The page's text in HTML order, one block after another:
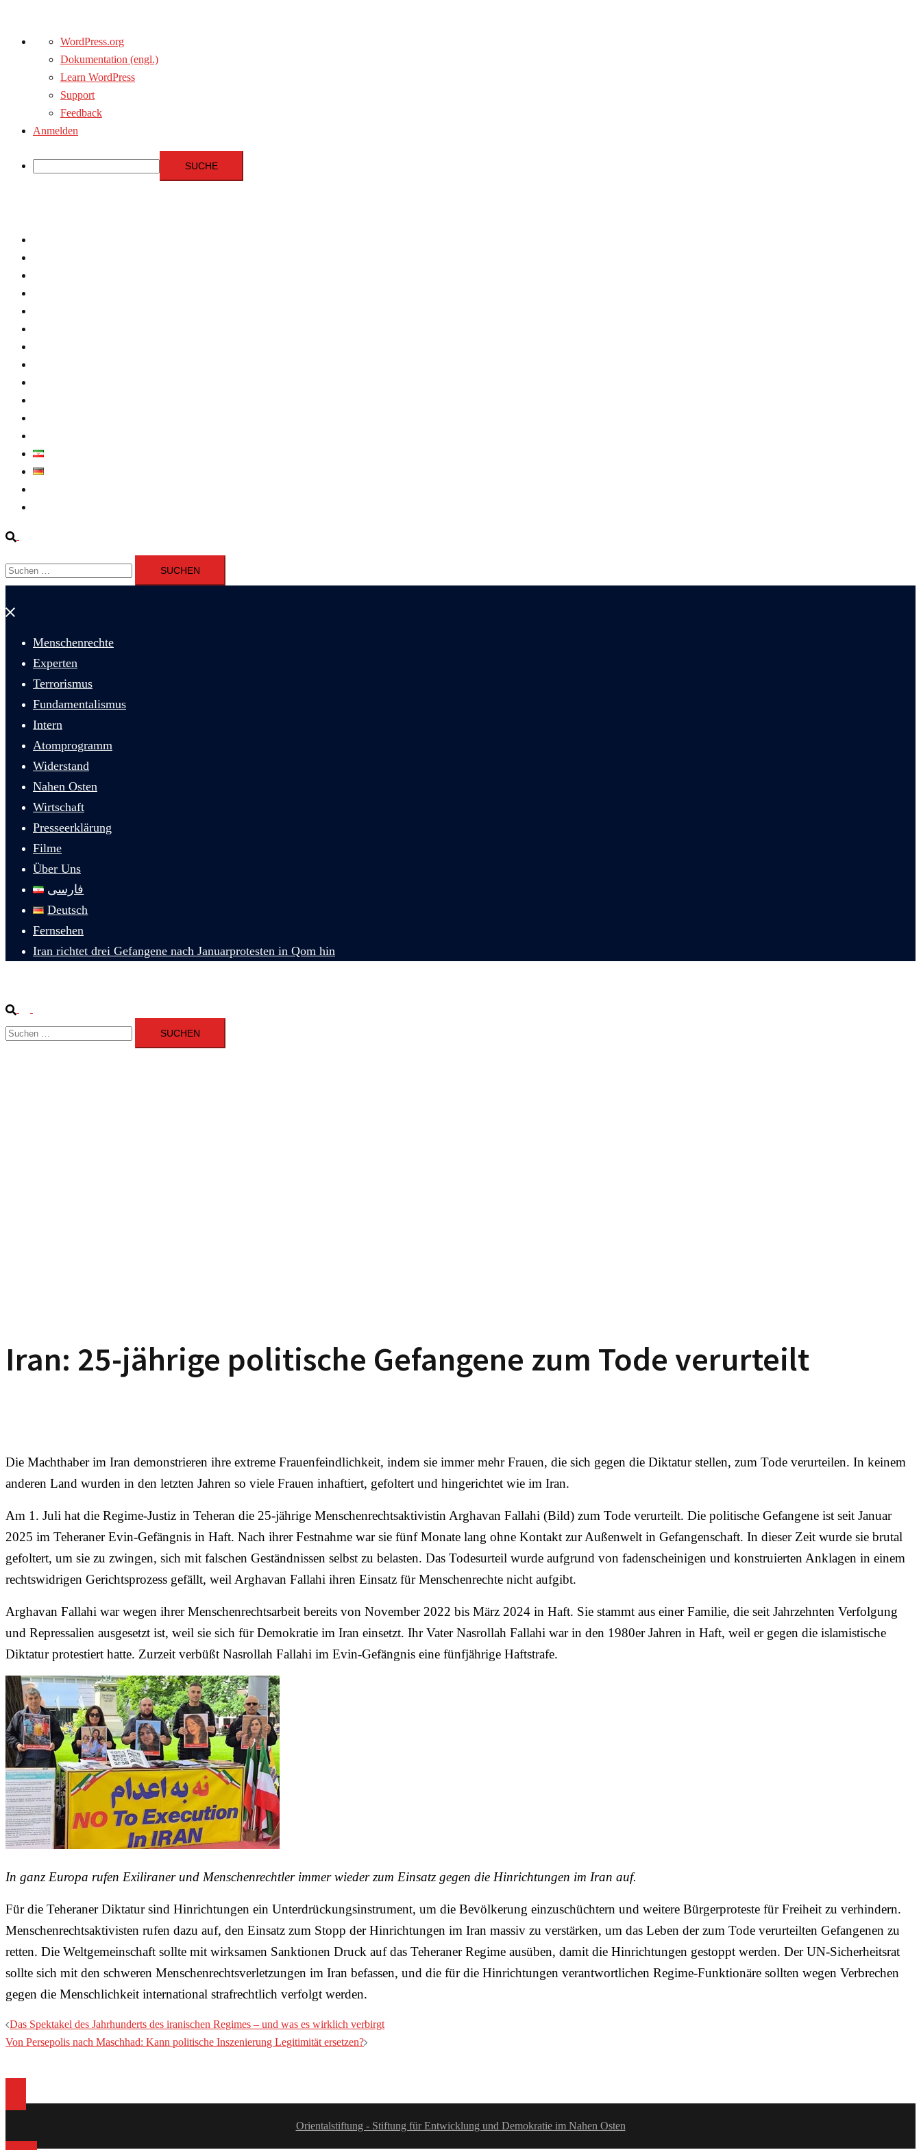
Über
WordPress
WordPress.org
Dokumentation (engl.)
Learn WordPress
Support
Feedback
Anmelden
Suche
Suche
Suchen
nach:
Menü
Menschenrechte
Experten
Terrorismus
Fundamentalismus
Intern
Atomprogramm
Widerstand
Nahen Osten
Wirtschaft
Presseerklärung
Filme
Über Uns
فارسی
Deutsch
Fernsehen
Iran richtet drei Gefangene nach Januarprotesten in Qom hin
Suche
umschalten
Suchen
nach:
Iran: 25-jährige politische Gefangene zum Tode verurteilt
Die Machthaber im Iran demonstrieren ihre extreme Frauenfeindlichkeit, indem sie immer mehr Frauen, die sich gegen die Diktatur stellen, zum Tode verurteilen. In keinem
anderen Land wurden in den letzten Jahren so viele Frauen inhaftiert, gefoltert und hingerichtet wie im Iran.
Am 1. Juli hat die Regime-Justiz in Teheran die 25-jährige Menschenrechtsaktivistin Arghavan Fallahi (Bild) zum Tode verurteilt. Die politische Gefangene ist seit Januar
2025 im Teheraner Evin-Gefängnis in Haft. Nach ihrer Festnahme war sie fünf Monate lang ohne Kontakt zur Außenwelt in Gefangenschaft. In dieser Zeit wurde sie brutal
gefoltert, um sie zu zwingen, sich mit falschen Geständnissen selbst zu belasten. Das Todesurteil wurde aufgrund von fadenscheinigen und konstruierten Anklagen in einem
rechtswidrigen Gerichtsprozess gefällt, weil Arghavan Fallahi ihren Einsatz für Menschenrechte nicht aufgibt.
Arghavan Fallahi war wegen ihrer Menschenrechtsarbeit bereits von November 2022 bis März 2024 in Haft. Sie stammt aus einer Familie, die seit Jahrzehnten Verfolgung
und Repressalien ausgesetzt ist, weil sie sich für Demokratie im Iran einsetzt. Ihr Vater Nasrollah Fallahi war in den 1980er Jahren in Haft, weil er gegen die islamistische
Diktatur protestiert hatte. Zurzeit verbüßt Nasrollah Fallahi im Evin-Gefängnis eine fünfjährige Haftstrafe.
In ganz Europa rufen Exiliraner und Menschenrechtler immer wieder zum Einsatz gegen die Hinrichtungen im Iran auf.
Für die Teheraner Diktatur sind Hinrichtungen ein Unterdrückungsinstrument, um die Bevölkerung einzuschüchtern und weitere Bürgerproteste für Freiheit zu verhindern.
Menschenrechtsaktivisten rufen dazu auf, den Einsatz zum Stopp der Hinrichtungen im Iran massiv zu verstärken, um das Leben der zum Tode verurteilten Gefangenen zu
retten. Die Weltgemeinschaft sollte mit wirksamen Sanktionen Druck auf das Teheraner Regime ausüben, damit die Hinrichtungen gestoppt werden. Der UN-Sicherheitsrat
sollte sich mit den schweren Menschenrechtsverletzungen im Iran befassen, und die für die Hinrichtungen verantwortlichen Regime-Funktionäre sollten wegen Verbrechen
gegen die Menschlichkeit international strafrechtlich verfolgt werden.
Beitragsnavigation
Das Spektakel des Jahrhunderts des iranischen Regimes – und was es wirklich verbirgt
Von Persepolis nach Maschhad: Kann politische Inszenierung Legitimität ersetzen?
Orientalstiftung - Stiftung für Entwicklung und Demokratie im Nahen Osten